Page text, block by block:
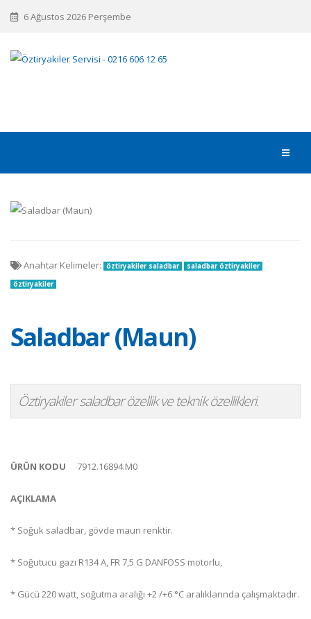
6 Ağustos 2026 Perşembe
Saladbar (Maun)
Öztiryakiler saladbar özellik ve teknik özellikleri.
ÜRÜN KODU 7912.16894.M0
AÇIKLAMA
* Soğuk saladbar, gövde maun renktir.
* Soğutucu gazı R134 A, FR 7,5 G DANFOSS motorlu,
* Gücü 220 watt, soğutma aralığı +2 /+6 °C aralıklarında çalışmaktadır.
Anahtar Kelimeler: öztiryakiler saladbar
saladbar öztiryakiler
öztiryakiler